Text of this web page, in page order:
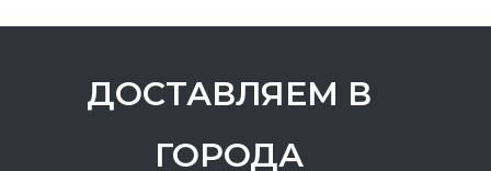
ДОСТАВЛЯЕМ В
ГОРОДА